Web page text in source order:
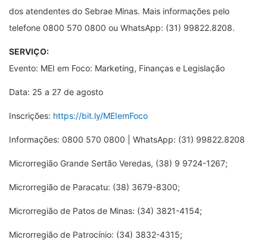
dos atendentes do Sebrae Minas. Mais informações pelo
telefone 0800 570 0800 ou WhatsApp: (31) 99822.8208.
SERVIÇO:
Evento: MEI em Foco: Marketing, Finanças e Legislação
Data: 25 a 27 de agosto
Inscrições: https://bit.ly/MEIemFoco
Informações: 0800 570 0800 | WhatsApp: (31) 99822.8208
Microrregião Grande Sertão Veredas, (38) 9 9724-1267;
Microrregião de Paracatu: (38) 3679-8300;
Microrregião de Patos de Minas: (34) 3821-4154;
Microrregião de Patrocínio: (34) 3832-4315;